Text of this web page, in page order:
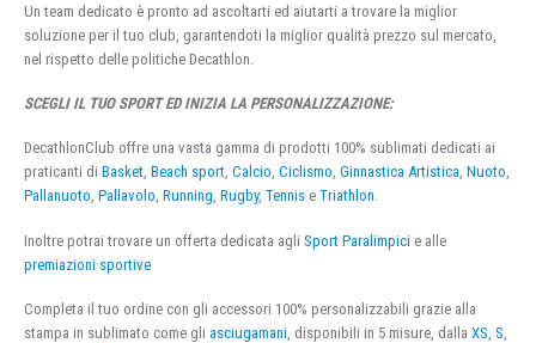
Un team dedicato è pronto ad ascoltarti ed aiutarti a trovare la miglior
soluzione per il tuo club, garantendoti la miglior qualità prezzo sul mercato,
nel rispetto delle politiche Decathlon.
SCEGLI IL TUO SPORT ED INIZIA LA PERSONALIZZAZIONE:
DecathlonClub offre una vasta gamma di prodotti 100% sublimati dedicati ai
praticanti di Basket, Beach sport, Calcio, Ciclismo, Ginnastica Artistica, Nuoto,
Pallanuoto, Pallavolo, Running, Rugby, Tennis e Triathlon.
Inoltre potrai trovare un offerta dedicata agli Sport Paralimpici e alle
premiazioni sportive
Completa il tuo ordine con gli accessori 100% personalizzabili grazie alla
stampa in sublimato come gli asciugamani , disponibili in 5 misure, dalla XS S